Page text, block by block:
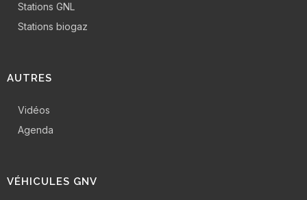
Stations GNL
Stations biogaz
AUTRES
Vidéos
Agenda
VÉHICULES GNV